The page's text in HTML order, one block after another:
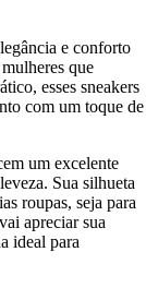
e conforto
que
esses sneakers
com um toque de
um excelente
Sua silhueta
roupas, seja para
apreciar sua
ideal para